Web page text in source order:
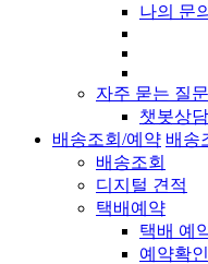
나의 문
자주 묻는 질문
챗봇상담
배송조회/예약 배송
배송조회
디지털 견적
택배예약
택배 예
예약확